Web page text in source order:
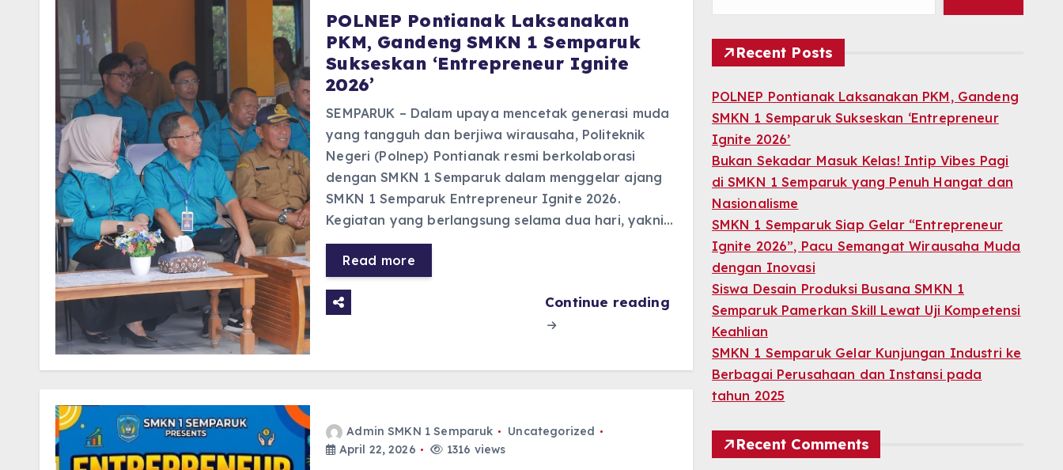
POLNEP Pontianak Laksanakan
PKM, Gandeng SMKN 1 Semparuk
Sukseskan ‘Entrepreneur Ignite
2026’
SEMPARUK – Dalam upaya mencetak generasi muda
yang tangguh dan berjiwa wirausaha, Politeknik
Negeri (Polnep) Pontianak resmi berkolaborasi
dengan SMKN 1 Semparuk dalam menggelar ajang
SMKN 1 Semparuk Entrepreneur Ignite 2026.
Kegiatan yang berlangsung selama dua hari, yakni…
Read more
Continue reading
Admin SMKN 1 Semparuk
Uncategorized
April 22, 2026
1316 views
Recent Posts
POLNEP Pontianak Laksanakan PKM, Gandeng
SMKN 1 Semparuk Sukseskan ‘Entrepreneur
Ignite 2026’
Bukan Sekadar Masuk Kelas! Intip Vibes Pagi
di SMKN 1 Semparuk yang Penuh Hangat dan
Nasionalisme
SMKN 1 Semparuk Siap Gelar “Entrepreneur
Ignite 2026”, Pacu Semangat Wirausaha Muda
dengan Inovasi
Siswa Desain Produksi Busana SMKN 1
Semparuk Pamerkan Skill Lewat Uji Kompetensi
Keahlian
SMKN 1 Semparuk Gelar Kunjungan Industri ke
Berbagai Perusahaan dan Instansi pada
tahun 2025
Recent Comments